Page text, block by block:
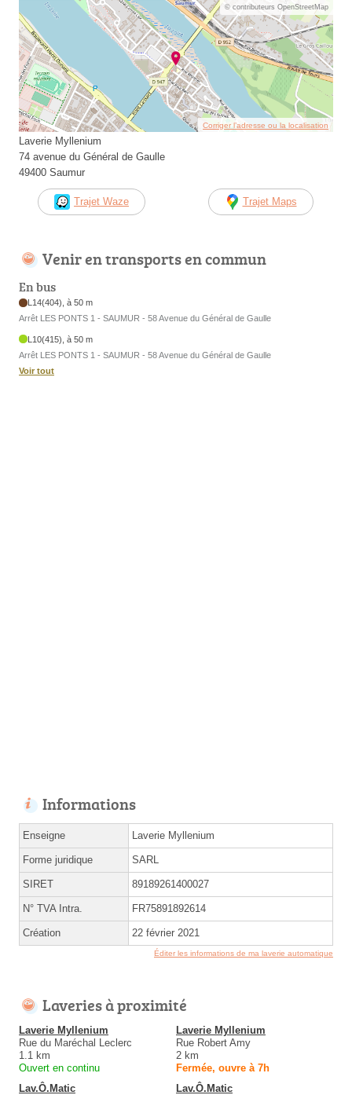
© contributeurs OpenStreetMap
Corriger l’adresse ou la localisation
Laverie Myllenium
74 avenue du Général de Gaulle
49400 Saumur
Trajet Waze Trajet Maps
Venir en transports en commun
En bus
L14(404), à 50 m
Arrêt LES PONTS 1 - SAUMUR - 58 Avenue du Général de Gaulle
L10(415), à 50 m
Arrêt LES PONTS 1 - SAUMUR - 58 Avenue du Général de Gaulle
Voir tout
Informations
Enseigne Laverie Myllenium
Forme juridique SARL
SIRET 89189261400027
N° TVA Intra. FR75891892614
Création 22 février 2021
Éditer les informations de ma laverie automatique
Laveries à proximité
Laverie Myllenium
Rue du Maréchal Leclerc
1.1 km
Ouvert en continu
Laverie Myllenium
Rue Robert Amy
2 km
Fermée, ouvre à 7h
Lav.Ô.Matic
Lav.Ô.Matic